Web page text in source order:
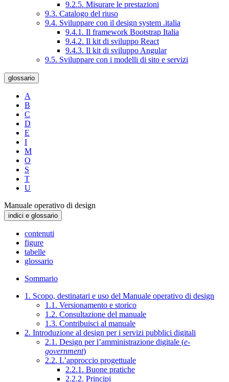
9.2.5. Misurare le prestazioni
9.3. Catalogo del riuso
9.4. Sviluppare con il design system .italia
9.4.1. Il framework Bootstrap Italia
9.4.2. Il kit di sviluppo React
9.4.3. Il kit di sviluppo Angular
9.5. Sviluppare con i modelli di sito e servizi
glossario
A
B
C
D
E
I
M
O
S
T
U
Manuale operativo di design
indici e glossario
contenuti
figure
tabelle
glossario
Sommario
1. Scopo, destinatari e uso del Manuale operativo di design
1.1. Versionamento e storico
1.2. Consultazione del manuale
1.3. Contribuisci al manuale
2. Introduzione al design per i servizi pubblici digitali
2.1. Design per l’amministrazione digitale (e-
government)
2.2. L’approccio progettuale
2.2.1. Buone pratiche
2.2.2. Principi